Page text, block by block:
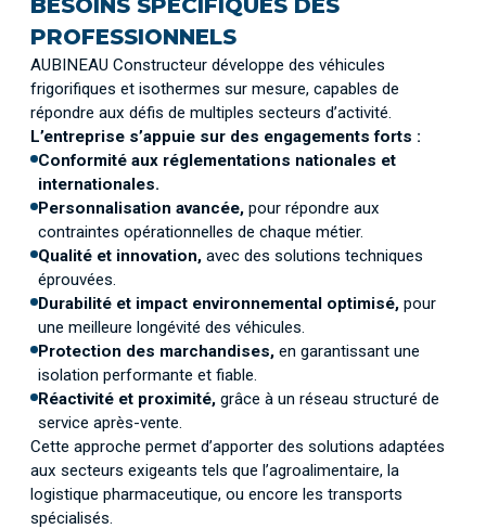
PROFESSIONNELS
AUBINEAU Constructeur développe des véhicules
frigorifiques et isothermes sur mesure, capables de
répondre aux défis de multiples secteurs d’activité.
L’entreprise s’appuie sur des engagements forts :
Conformité aux réglementations nationales et
internationales.
Personnalisation avancée, pour répondre aux
contraintes opérationnelles de chaque métier.
Qualité et innovation, avec des solutions techniques
éprouvées.
Durabilité et impact environnemental optimisé, pour
une meilleure longévité des véhicules.
Protection des marchandises, en garantissant une
isolation performante et fiable.
Réactivité et proximité, grâce à un réseau structuré de
service après-vente.
Cette approche permet d’apporter des solutions adaptées
aux secteurs exigeants tels que l’agroalimentaire, la
logistique pharmaceutique, ou encore les transports
spécialisés.